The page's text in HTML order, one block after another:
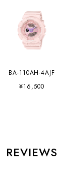
BA-110AH-4AJF
¥16,500
REVIEWS